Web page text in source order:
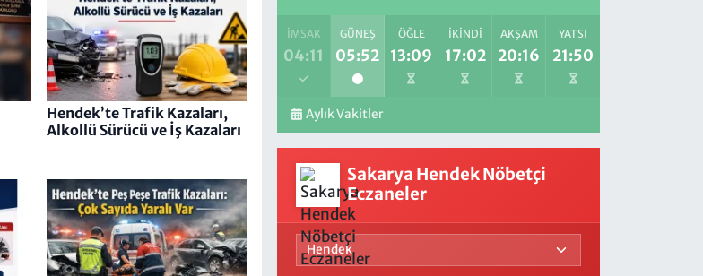
Hendek’te Trafik Kazaları,
Alkollü Sürücü ve İş Kazaları
İMSAK
04:11
GÜNEŞ
05:52
ÖĞLE
13:09
İKINDI
17:02
AKŞAM
20:16
YATSI
21:50
Aylık Vakitler
Sakarya Hendek Nöbetçi
Eczaneler